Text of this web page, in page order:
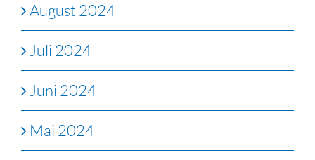
August 2024
Juli 2024
Juni 2024
Mai 2024